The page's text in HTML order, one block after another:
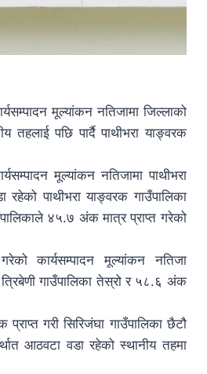
मूल्यांकन नतिजामा जिल्लाको
पछि पार्दै पाथीभरा याङ्वरक
मूल्यांकन नतिजामा पाथीभरा
पाथीभरा याङ्वरक गाउँपालिका
४५.७ अंक मात्र प्राप्त गरेको
कार्यसम्पादन मूल्यांकन नतिजा
गाउँपालिका तेस्रो र ५८.६ अंक
गरी सिरिजंघा गाउँपालिका छैटौ
आठवटा वडा रहेको स्थानीय तहमा